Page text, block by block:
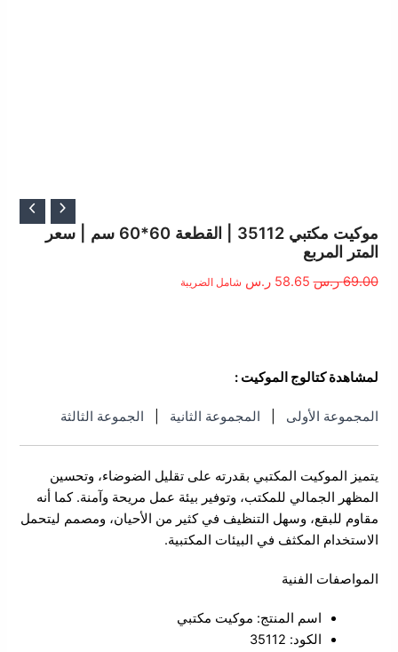
موكيت مكتبي 35112 | القطعة 60*60 سم | سعر
المتر المربع
69.00 ر.س
الأصلي
هو:
58.65 ر.س
الحالي
شامل الضريبة
لمشاهدة كتالوج الموكيت :
المجموعة الأولى المجموعة الثانية الجموعة الثالثة
يتميز الموكيت المكتبي بقدرته علىتقليل الضوضاء، وتحسين
المظهر الجمالي للمكتب، وتوفير بيئة عمل مريحة وآمنة. كما أنه
مقاوم للبقع، وسهل التنظيف في كثير من الأحيان، ومصمم ليتحمل
الاستخدام المكثف في البيئات المكتبية.
المواصفات الفنية
اسم المنتج: موكيت مكتبي
الكود: 35112